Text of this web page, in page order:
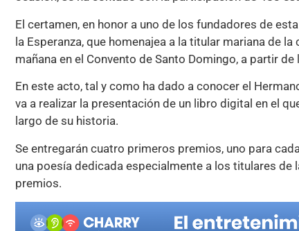
El certamen, en honor a uno de los fundadores de
la Esperanza, que homenajea a la titular mariana de
mañana en el Convento de Santo Domingo, a partir
En este acto, tal y como ha dado a conocer el
va a realizar la presentación de un libro digital en el
largo de su historia.
Se entregarán cuatro primeros premios, uno para
una poesía dedicada especialmente a los titulares de
premios.